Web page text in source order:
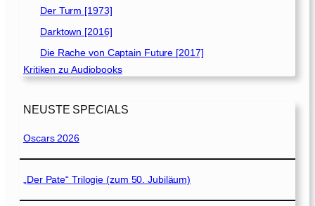
Der Turm [1973]
Darktown [2016]
Die Rache von Captain Future [2017]
Kritiken zu Audiobooks
NEUSTE SPECIALS
Oscars 2026
„Der Pate“ Trilogie (zum 50. Jubiläum)